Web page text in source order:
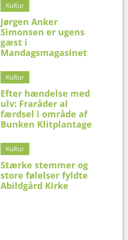
Kultur
Jørgen Anker
Simonsen er ugens
gæst i
Mandagsmagasinet
Kultur
Efter hændelse med
ulv: Fraråder al
færdsel i område af
Bunken Klitplantage
Kultur
Stærke stemmer og
store følelser fyldte
Abildgård Kirke